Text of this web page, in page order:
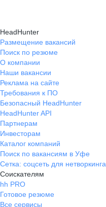
HeadHunter
Размещение вакансий
Поиск по резюме
О компании
Наши вакансии
Реклама на сайте
Требования к ПО
Безопасный HeadHunter
HeadHunter API
Партнерам
Инвесторам
Каталог компаний
Поиск по вакансиям в Уфе
Сетка: соцсеть для нетворкинга
Соискателям
hh PRO
Готовое резюме
Все сервисы